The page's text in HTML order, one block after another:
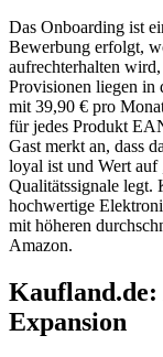
Das Onboarding ist
Bewerbung erfolgt,
aufrechterhalten
Provisionen liegen in
mit 39,90 € pro
für jedes Produkt
Gast merkt an, dass
loyal ist und Wert auf
Qualitätssignale
hochwertige
mit höheren
Amazon.
Kaufland.de:
Expansion